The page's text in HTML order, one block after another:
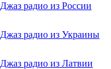
Джаз радио из России
Джаз радио из Украины
Джаз радио из Латвии